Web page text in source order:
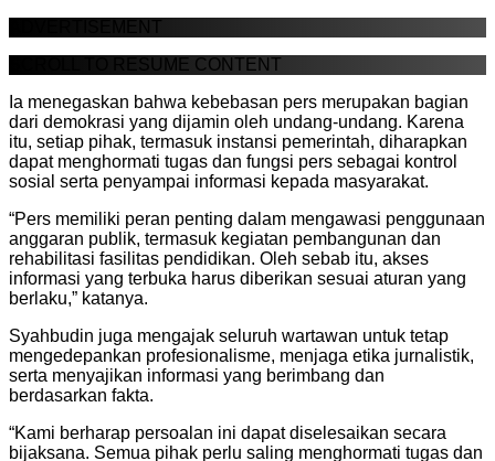
ADVERTISEMENT
SCROLL TO RESUME CONTENT
Ia menegaskan bahwa kebebasan pers merupakan bagian
dari demokrasi yang dijamin oleh undang-undang. Karena
itu, setiap pihak, termasuk instansi pemerintah, diharapkan
dapat menghormati tugas dan fungsi pers sebagai kontrol
sosial serta penyampai informasi kepada masyarakat.
“Pers memiliki peran penting dalam mengawasi penggunaan
anggaran publik, termasuk kegiatan pembangunan dan
rehabilitasi fasilitas pendidikan. Oleh sebab itu, akses
informasi yang terbuka harus diberikan sesuai aturan yang
berlaku,” katanya.
Syahbudin juga mengajak seluruh wartawan untuk tetap
mengedepankan profesionalisme, menjaga etika jurnalistik,
serta menyajikan informasi yang berimbang dan
berdasarkan fakta.
“Kami berharap persoalan ini dapat diselesaikan secara
bijaksana. Semua pihak perlu saling menghormati tugas dan